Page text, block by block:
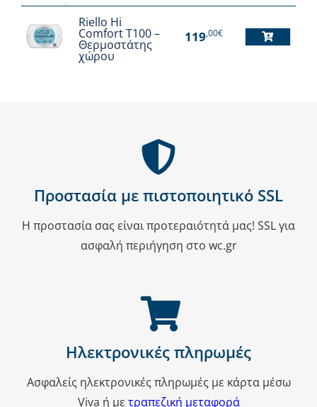
το
προϊόν
έχει
επιλεγούν
σελίδα
Riello Hi
Comfort T100 –
Θερμοστάτης
χώρου
119 ,00€
Προστασία με πιστοποιητικό SSL
Η προστασία σας είναι προτεραιότητά μας! SSL για
ασφαλή περιήγηση στο wc.gr
Ηλεκτρονικές πληρωμές
Ασφαλείς ηλεκτρονικές πληρωμές με κάρτα μέσω
Viva ή με τραπεζική μεταφορά